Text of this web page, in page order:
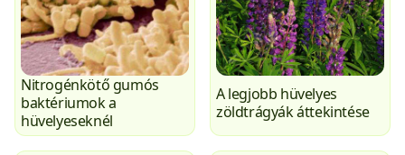
Nitrogénkötő gumós
baktériumok a
hüvelyeseknél
A legjobb hüvelyes
zöldtrágyák áttekintése